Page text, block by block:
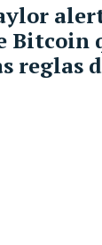
Bitcoin
reglas